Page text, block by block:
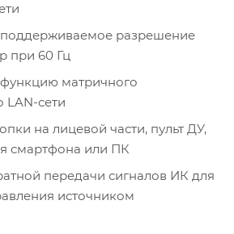
разрешение
при 60 Гц
матричного
LAN-сети
на лицевой части, пульт ДУ,
смартфона или ПК
передачи сигналов ИК для
источником